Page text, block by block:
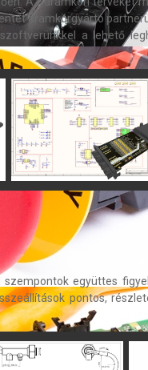
áramkörgyártó
a lehető
együttes
pontos,